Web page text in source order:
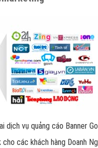
dịch vụ quảng cáo Banner
cho các khách hàng Doanh